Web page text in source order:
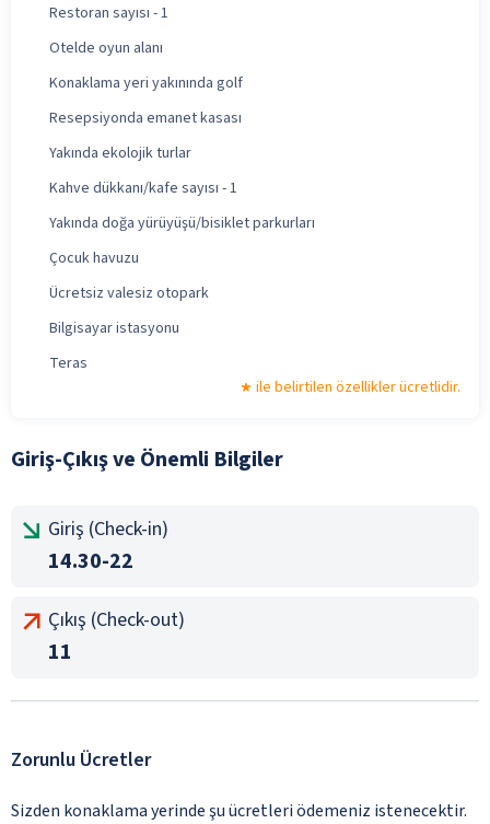
Restoran sayısı - 1
Otelde oyun alanı
Konaklama yeri yakınında golf
Resepsiyonda emanet kasası
Yakında ekolojik turlar
Kahve dükkanı/kafe sayısı - 1
Yakında doğa yürüyüşü/bisiklet parkurları
Çocuk havuzu
Ücretsiz valesiz otopark
Bilgisayar istasyonu
Teras
ile belirtilen özellikler ücretlidir.
Giriş-Çıkış ve Önemli Bilgiler
Giriş (Check-in)
14.30-22
Çıkış (Check-out)
11
Zorunlu Ücretler
Sizden konaklama yerinde şu ücretleri ödemeniz istenecektir.